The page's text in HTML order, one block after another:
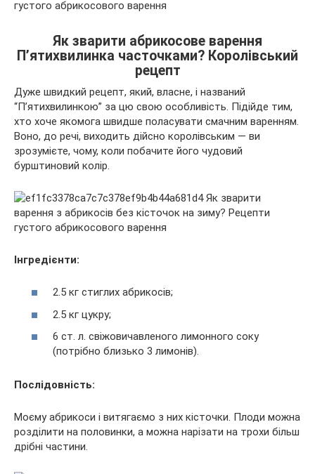
Як зварити абрикосове варення
П’ятихвилинка часточками? Королівський
рецепт
Дуже швидкий рецепт, який, власне, і названий
“П’ятихвилинкою” за цю свою особливість. Підійде тим,
хто хоче якомога швидше поласувати смачним варенням.
Воно, до речі, виходить дійсно королівським — ви
зрозумієте, чому, коли побачите його чудовий
бурштиновий колір.
Інгредієнти:
2.5 кг стиглих абрикосів;
2.5 кг цукру;
6 ст. л. свіжовичавленого лимонного соку
(потрібно близько 3 лимонів).
Послідовність:
Моєму абрикоси і витягаємо з них кісточки. Плоди можна
розділити на половинки, а можна нарізати на трохи більш
дрібні частини.